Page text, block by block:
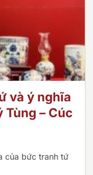
và ý nghĩa
– Cúc
của bức tranh tứ